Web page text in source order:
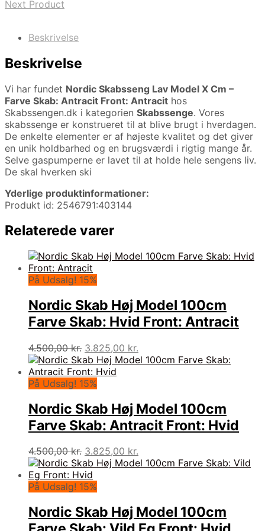
Next Product
Beskrivelse
Beskrivelse
Vi har fundet Nordic Skabsseng Lav Model X Cm –
Farve Skab: Antracit Front: Antracit hos
Skabssengen.dk i kategorien Skabssenge. Vores
skabssenge er konstrueret til at blive brugt i hverdagen.
De enkelte elementer er af højeste kvalitet og det giver
en unik holdbarhed og en brugsværdi i rigtig mange år.
Selve gaspumperne er lavet til at holde hele sengens liv.
De skal hverken ski
Yderlige produktinformationer:
Produkt id: 2546791:403144
Relaterede varer
På Udsalg! 15%
Nordic Skab Høj Model 100cm
Farve Skab: Hvid Front: Antracit
4.500,00kr. Den
oprindelige
pris
var:
3.825,00 kr.
aktuelle
På Udsalg! 15%
Nordic Skab Høj Model 100cm
Farve Skab: Antracit Front: Hvid
4.500,00kr. Den
oprindelige
pris
var:
3.825,00 kr.
aktuelle
På Udsalg! 15%
Nordic Skab Høj Model 100cm